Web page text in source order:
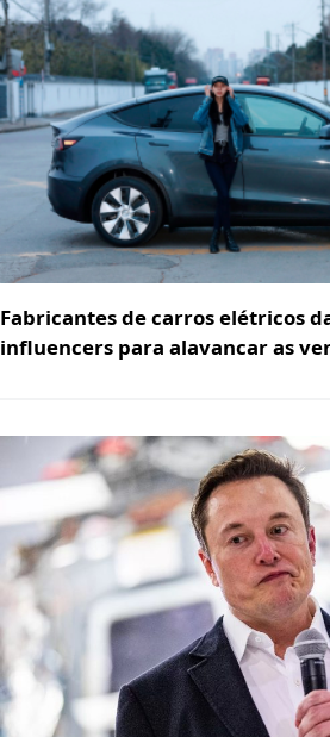
Fabricantes de carros elétricos
influencers para alavancar as